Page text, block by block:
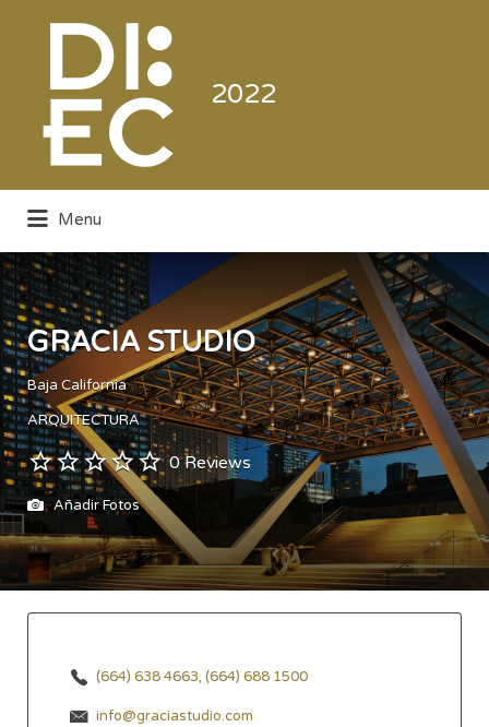
2022
Electrónica de Consumo y Comercial
Buscar
Menu
GRACIA STUDIO
Baja California
ARQUITECTURA
0 Reviews
Añadir Fotos
(664) 638 4663, (664) 688 1500
info@graciastudio.com